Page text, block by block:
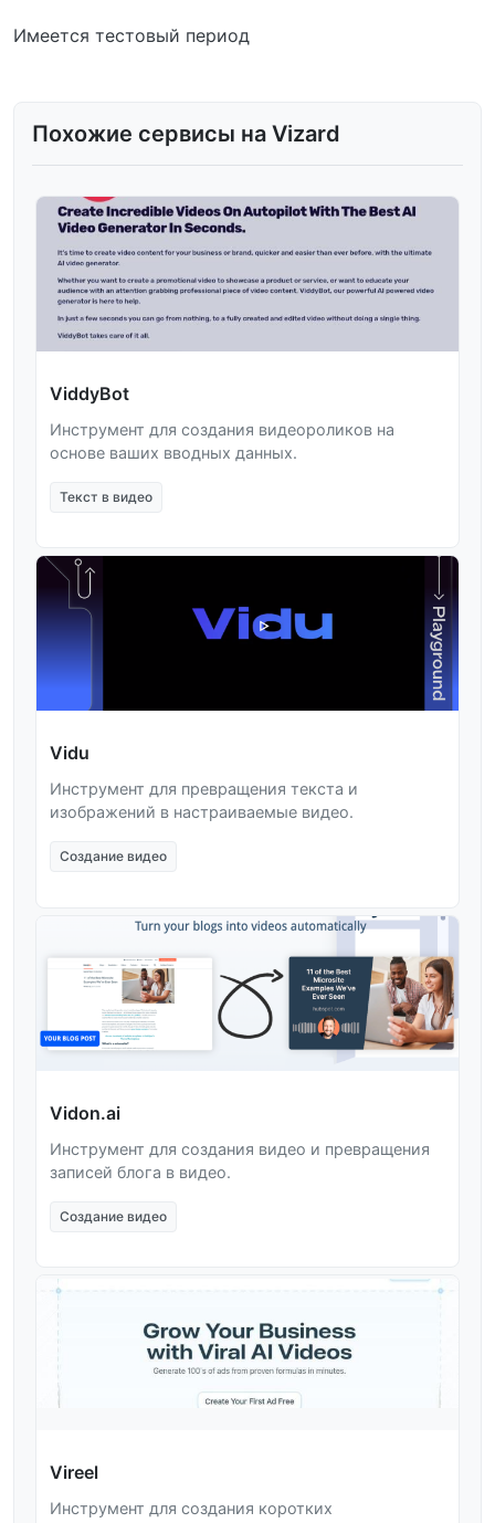
Имеется тестовый период
Похожие сервисы на Vizard
ViddyBot
Инструмент для создания видеороликов на
основе ваших вводных данных.
Текст в видео
Vidu
Инструмент для превращения текста и
изображений в настраиваемые видео.
Создание видео
Vidon.ai
Инструмент для создания видео и превращения
записей блога в видео.
Создание видео
Vireel
Инструмент для создания коротких